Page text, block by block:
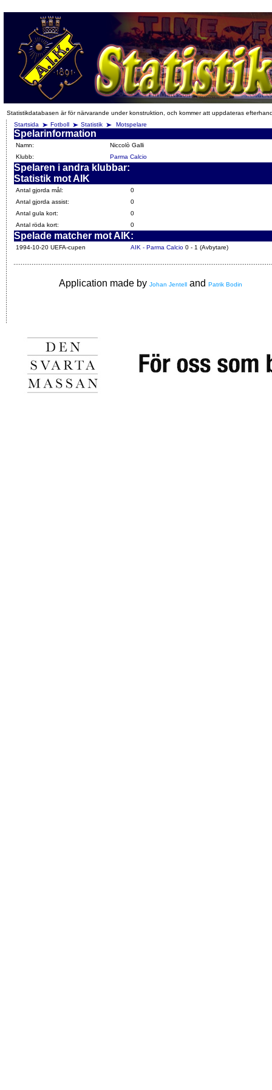
Statistikdatabasen är för närvarande under konstruktion, och kommer att uppdateras
Startsida
Fotboll Statistik Motspelare
Spelarinformation
Namn:
Niccolò Galli
Klubb:
Parma Calcio
Spelaren i andra klubbar:
Statistik mot AIK
Antal gjorda mål:
0
Antal gjorda assist:
0
Antal gula kort:
0
Antal röda kort:
0
Spelade matcher mot AIK:
1994-10-20 UEFA-cupen AIK - Parma Calcio 0 - 1 (Avbytare)
Application made by Johan Jentell and Patrik Bodin